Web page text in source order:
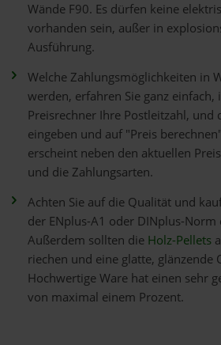
Wände F90. Es dürfen keine
vorhanden sein, außer in
Ausführung.
Welche Zahlungsmöglichkeiten in
werden, erfahren Sie ganz einfach,
Preisrechner Ihre Postleitzahl, und
eingeben und auf "Preis
erscheint neben den aktuellen
und die Zahlungsarten.
Achten Sie auf die Qualität und
der ENplus-A1 oder DINplus-Norm
Außerdem sollten die Holz-Pellets
riechen und eine glatte, glänzende
Hochwertige Ware hat einen sehr
von maximal einem Prozent.